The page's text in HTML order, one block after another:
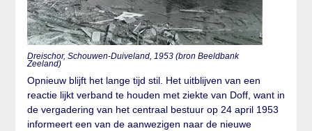
Dreischor, Schouwen-Duiveland, 1953 (bron Beeldbank
Zeeland)
Opnieuw blijft het lange tijd stil. Het uitblijven van een
reactie lijkt verband te houden met ziekte van Doff, want in
de vergadering van het centraal bestuur op 24 april 1953
informeert een van de aanwezigen naar de nieuwe